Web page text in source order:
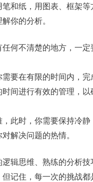
笔和纸，用图表、框架
你的分析。
何不清楚的地方，一
要在有限的时间内，
间进行有效的管理，
此时，你需要保持冷
解决问题的热情。
辑思维、熟练的分析
记住，每一次的挑战